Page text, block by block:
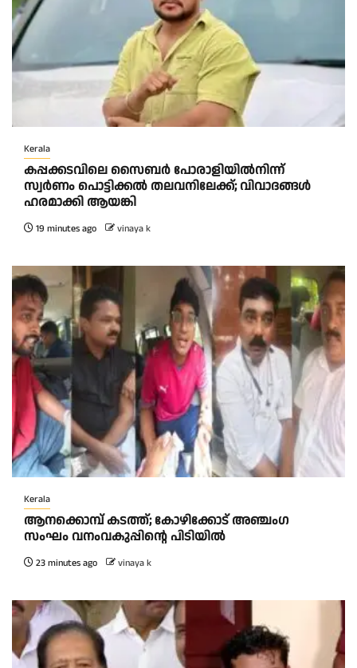
Kerala
കപ്പക്കടവിലെ സൈബർ പോരാളിയിൽനിന്ന്
സ്വർണം പൊട്ടിക്കൽ തലവനിലേക്ക്; വിവാദങ്ങൾ
ഹരമാക്കി ആയങ്കി
19 minutes ago vinaya k
Kerala
ആനക്കൊമ്പ് കടത്ത്; കോഴിക്കോട് അഞ്ചംഗ
സംഘം വനംവകുപ്പിന്റെ പിടിയിൽ
23 minutes ago vinaya k